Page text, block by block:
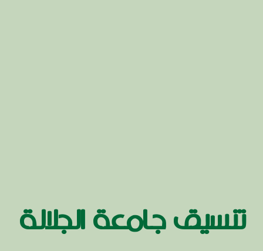
تنسيق جامعة الجلالة